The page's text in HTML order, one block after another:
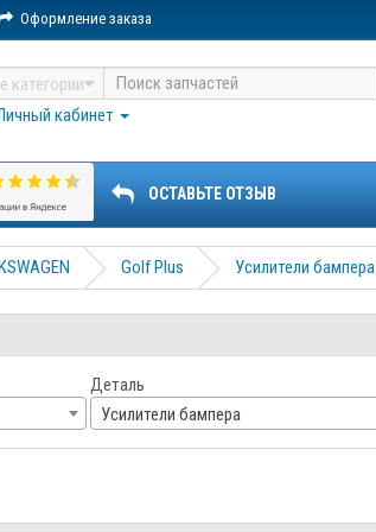
Оформление заказа
категории
кабинет
ОСТАВЬТЕ ОТЗЫВ
Golf Plus Усилители бампера
Деталь
Усилители бампера